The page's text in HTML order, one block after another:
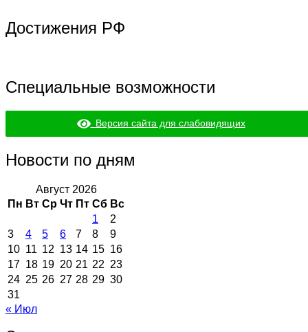
Достижения РФ
Специальные возможности
Версия сайта для слабовидящих
Новости по дням
Август 2026
Пн Вт Ср Чт Пт Сб Вс
1
2
3
4 5 6 7 8
9
10 11 12 13 14 15 16
17 18 19 20 21 22 23
24 25 26 27 28 29 30
31
« Июл